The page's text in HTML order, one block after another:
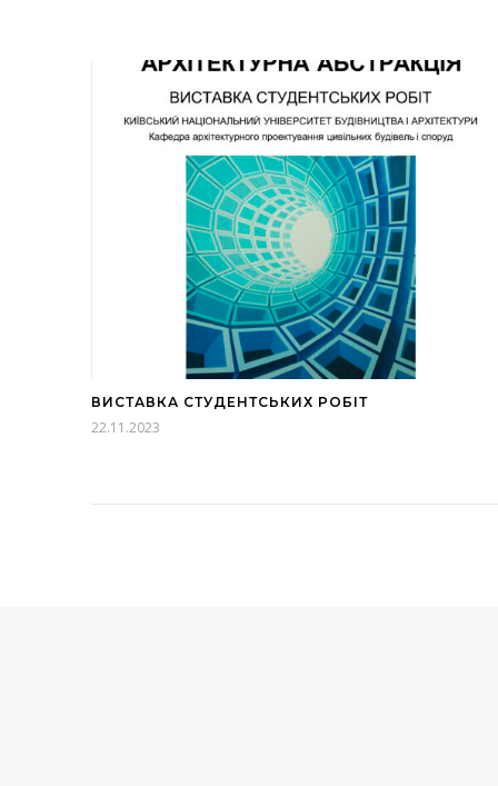
ВИСТАВКА СТУДЕНТСЬКИХ РОБІТ
22.11.2023